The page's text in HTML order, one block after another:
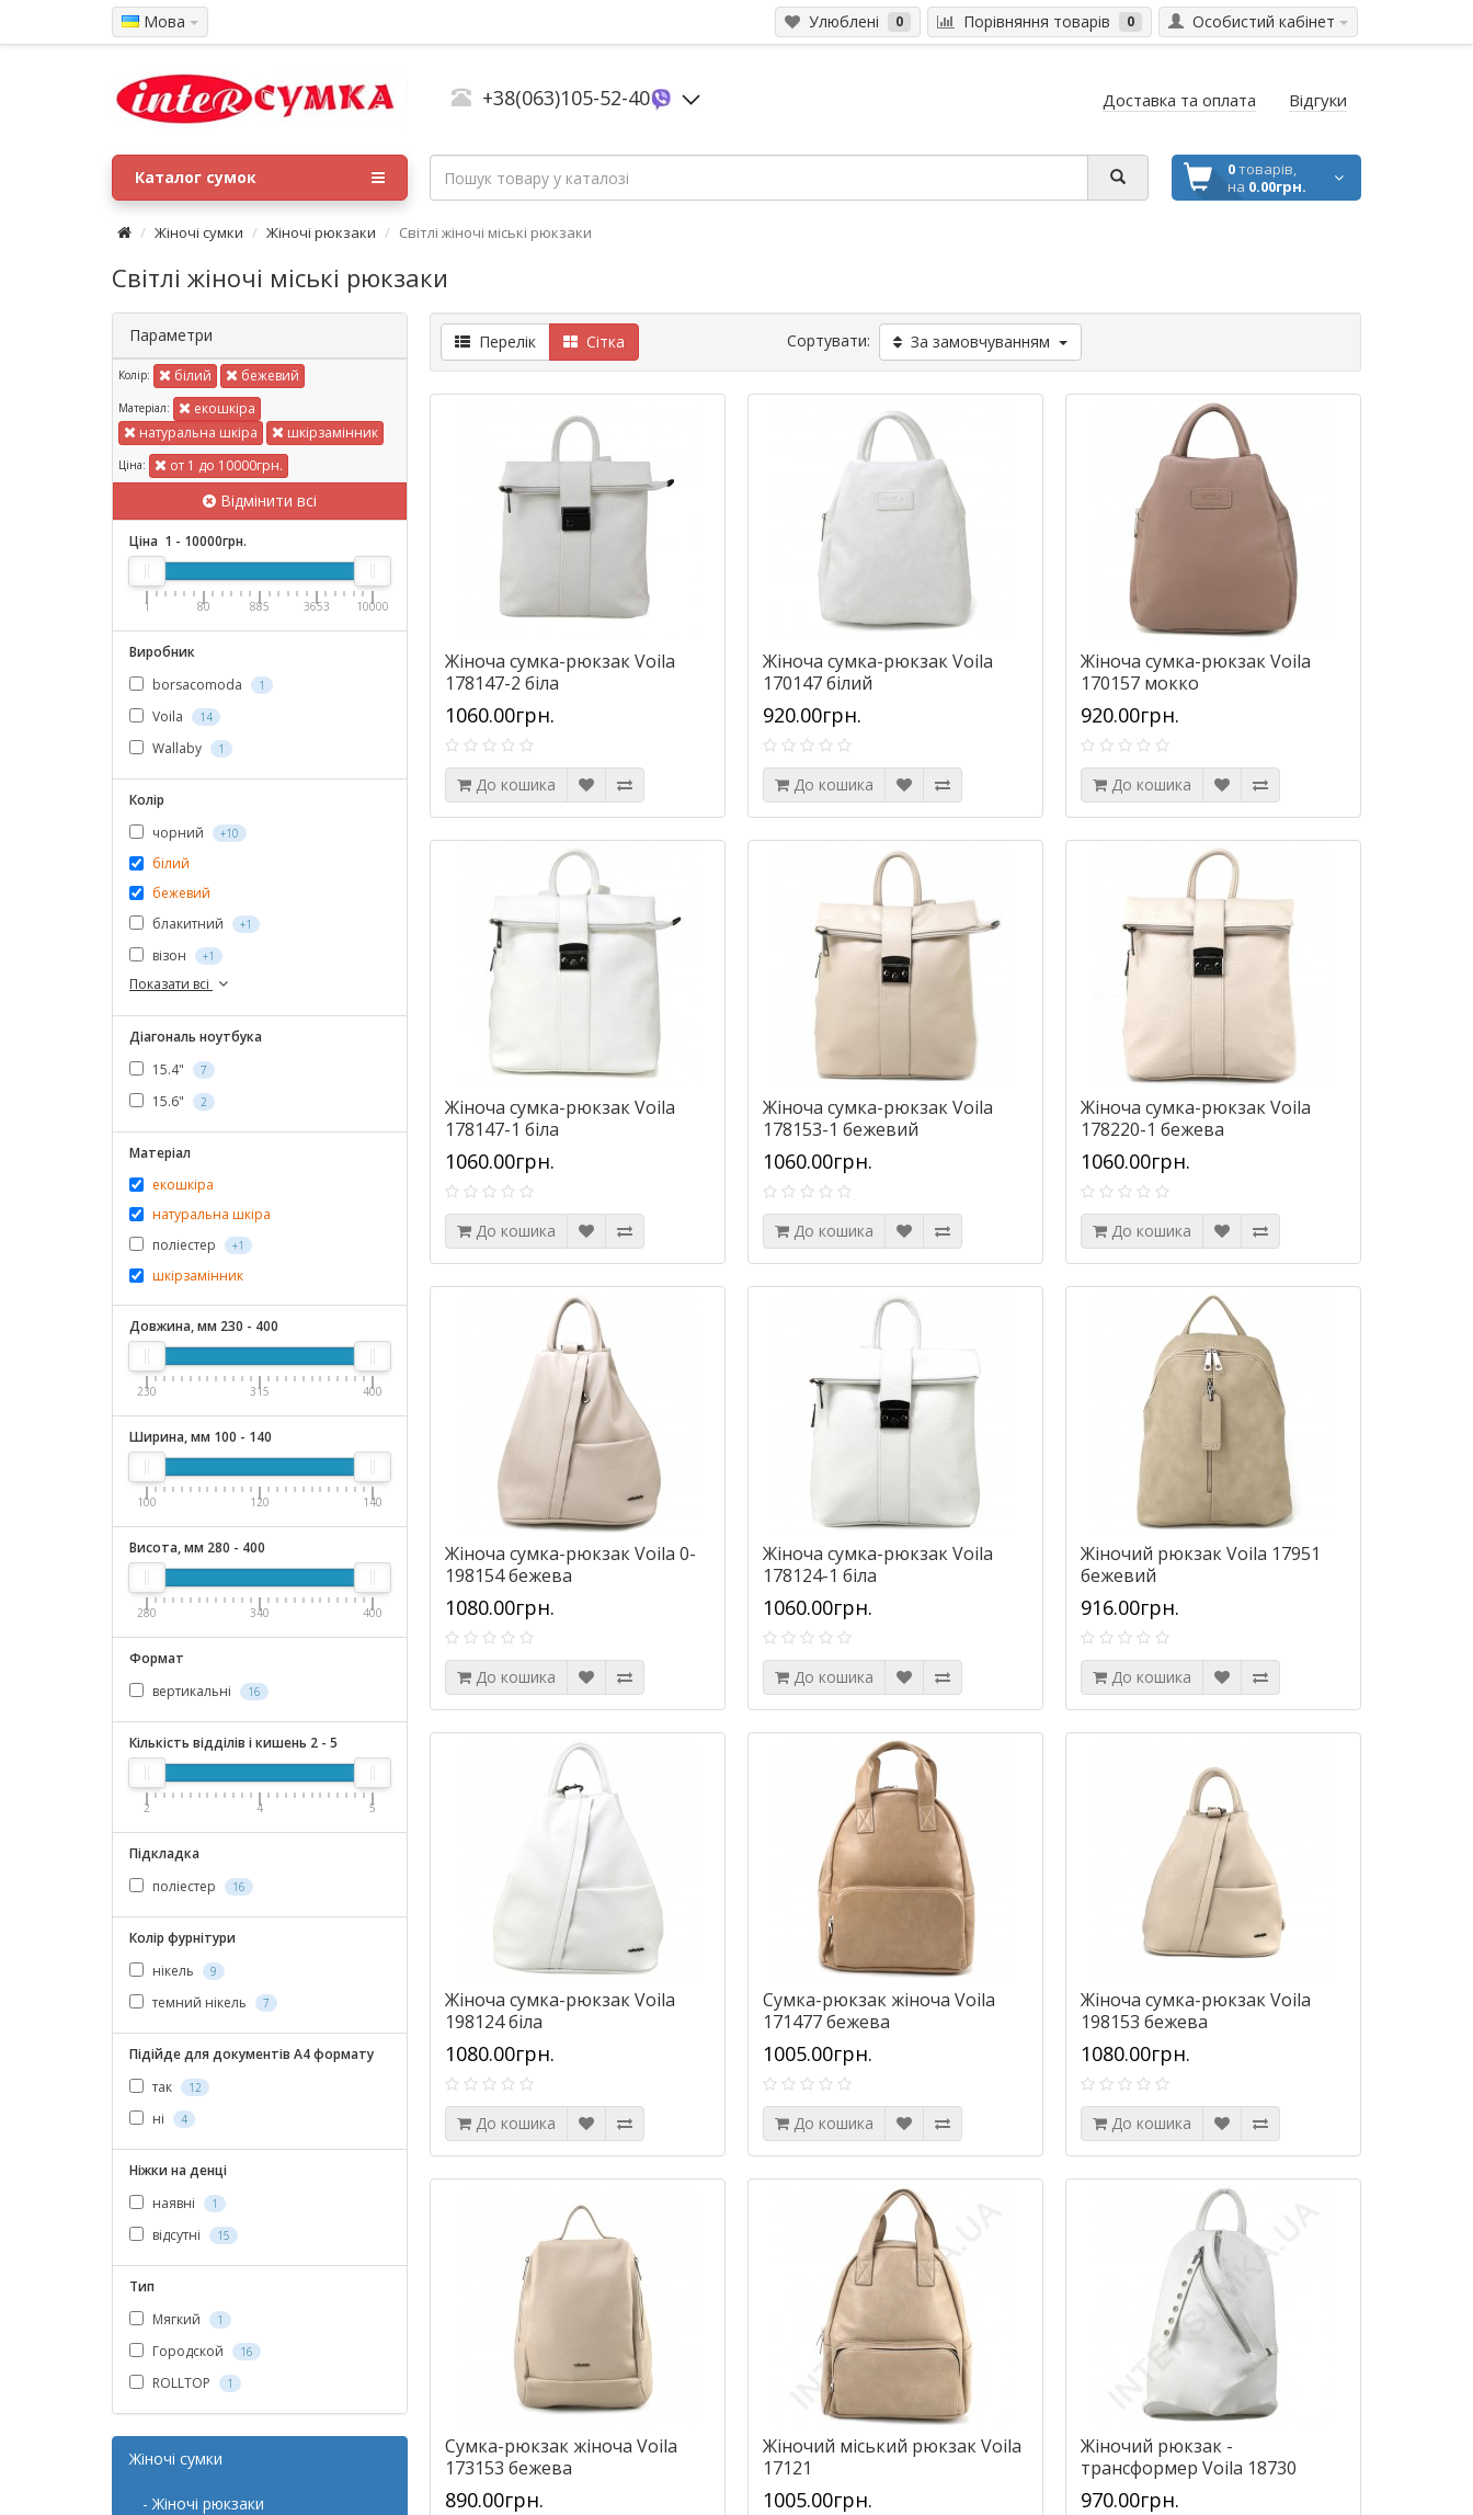
Мова Улюблені 0 Порівняння товарів 0 Особистий кабінет
+38(063)105-52-40 Доставка та оплата Відгуки
0товарів,
на 0.00грн.
Каталог сумок
Жіночі сумки Жіночі рюкзаки Світлі жіночі міські рюкзаки
Світлі жіночі міські рюкзаки
Параметри
Колір: білий бежевий
Матеріал:
екошкіра
натуральна шкіра
шкірзамінник
Ціна: от 1 до 10000грн.
Відмінити всі
Ціна 1 - 10000грн.
1 80 885 3653 10000
Виробник
borsacomoda
1
Voila 14
Wallaby 1
Колір
чорний
+10
білий
бежевий
блакитний
+1
візон +1
Показати всі
Діагональ ноутбука
15.4"
7
15.6" 2
Матеріал
екошкіра
натуральна шкіра
поліестер
+1
шкірзамінник
Довжина, мм 230 - 400
230 315 400
Ширина, мм 100 - 140
100 120 140
Висота, мм 280 - 400
280 340 400
Формат
вертикальні
16
Кількість відділів і кишень 2 - 5
2 4 5
Підкладка
поліестер
16
Колір фурнітури
нікель
9
темний нікель 7
Підійде для документів А4 формату
так
12
ні 4
Ніжки на денці
наявні
1
відсутні 15
Тип
Мягкий
1
Городской 16
ROLLTOP 1
Жіночі сумки
- Жіночі рюкзаки
Перелік Сітка Сортувати: За замовчуванням
Жіноча сумка-рюкзак Voila
178147-2 біла
1060.00грн.
До кошика
Жіноча сумка-рюкзак Voila
170147 білий
920.00грн.
До кошика
Жіноча сумка-рюкзак Voila
170157 мокко
920.00грн.
До кошика
Жіноча сумка-рюкзак Voila
178147-1 біла
1060.00грн.
До кошика
Жіноча сумка-рюкзак Voila
178153-1 бежевий
1060.00грн.
До кошика
Жіноча сумка-рюкзак Voila
178220-1 бежева
1060.00грн.
До кошика
Жіноча сумка-рюкзак Voila 0-
198154 бежева
1080.00грн.
До кошика
Жіноча сумка-рюкзак Voila
178124-1 біла
1060.00грн.
До кошика
Жіночий рюкзак Voila 17951
бежевий
916.00грн.
До кошика
Жіноча сумка-рюкзак Voila
198124 біла
1080.00грн.
До кошика
Сумка-рюкзак жіноча Voila
171477 бежева
1005.00грн.
До кошика
Жіноча сумка-рюкзак Voila
198153 бежева
1080.00грн.
До кошика
Сумка-рюкзак жіноча Voila
173153 бежева
890.00грн.
Жіночий міський рюкзак Voila
17121
1005.00грн.
Жіночий рюкзак -
трансформер Voila 18730
экокожа
970.00грн.